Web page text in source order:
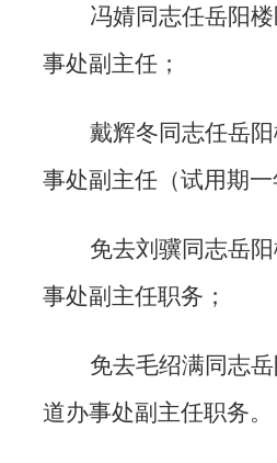
冯婧同志任岳阳
事处副主任；
戴辉冬同志任岳
事处副主任（试用期一
免去刘骥同志岳
事处副主任职务；
免去毛绍满同志
道办事处副主任职务。